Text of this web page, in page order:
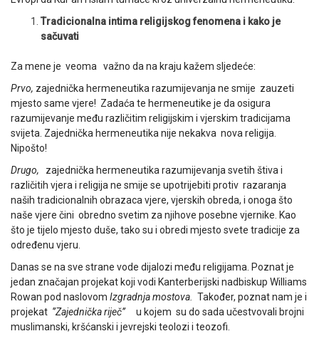
Tradicionalna intima religijskog fenomena i kako je
sačuvati
Za mene je veoma važno da na kraju kažem sljedeće:
Prvo, zajednička hermeneutika razumijevanja ne smije zauzeti
mjesto same vjere! Zadaća te hermeneutike je da osigura
razumijevanje među različitim religijskim i vjerskim tradicijama
svijeta. Zajednička hermeneutika nije nekakva nova religija.
Nipošto!
Drugo, zajednička hermeneutika razumijevanja svetih štiva i
različitih vjera i religija ne smije se upotrijebiti protiv razaranja
naših tradicionalnih obrazaca vjere, vjerskih obreda, i onoga što
naše vjere čini obredno svetim za njihove posebne vjernike. Kao
što je tijelo mjesto duše, tako su i obredi mjesto svete tradicije za
određenu vjeru.
Danas se na sve strane vode dijalozi među religijama. Poznat je
jedan značajan projekat koji vodi Kanterberijski nadbiskup Williams
Rowan pod naslovom Izgradnja mostova. Također, poznat nam je i
projekat ‘’Zajednička riječ’’
u kojem su do sada učestvovali brojni
muslimanski, kršćanski i jevrejski teolozi i teozofi.